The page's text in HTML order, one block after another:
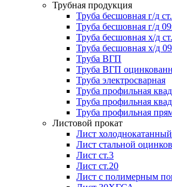
Трубная продукция
Труба бесшовная г/д
Труба бесшовная г/д
Труба бесшовная х/д
Труба бесшовная х/д
Труба ВГП
Труба ВГП
Труба электросварная
Труба профильная
Труба профильная
Труба профильная
Листовой прокат
Лист
Лист стальной
Лист ст.3
Лист ст.20
Лист с полимерным